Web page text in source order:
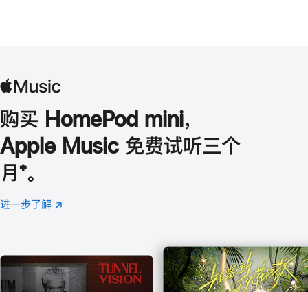
购买 HomePod mini，
Apple Music 免费试听三个
月 脚
注
⁺。
进一步了解 Apple
(在
口
中